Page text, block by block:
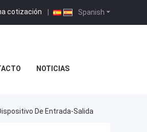
Spanish
cotización |
NOTICIAS
De Entrada-Salida